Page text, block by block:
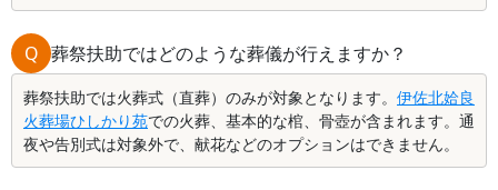
Q 葬祭扶助ではどのような葬儀が行えますか？
葬祭扶助では火葬式（直葬）のみが対象となります。 伊佐北姶良
火葬場ひしかり苑での火葬、基本的な棺、骨壺が含まれます。通
夜や告別式は対象外で、献花などのオプションはできません。